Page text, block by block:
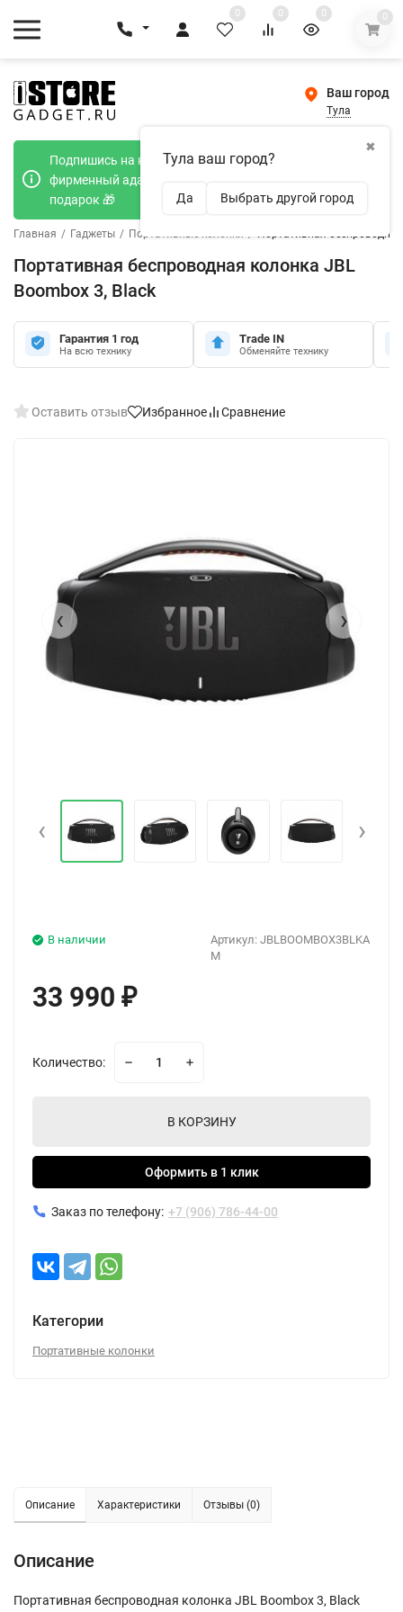
0 0 0 0
Ваш город
Тула
✖
Тула ваш город?
Да Выбрать другой город
Подпишись на наш телеграмм канал и получи
фирменный адаптер Type-C 20W при покупке в
подарок 🎁
Главная / Гаджеты / Портативные колонки / Портативная
Портативная беспроводная колонка JBL
Boombox 3, Black
Гарантия 1 год
На всю технику
Trade IN
Обменяйте технику
Оставить отзыв Избранное Сравнение
‹ ›
‹ ›
Артикул: JBLBOOMBOX3BLKA
M
В наличии
33 990 ₽
Количество:
В КОРЗИНУ
Оформить в 1 клик
Заказ по телефону: +7 (906) 786-44-00
Категории
Портативные колонки
Описание Характеристики Отзывы (0)
Описание
Портативная беспроводная колонка JBL Boombox 3, Black